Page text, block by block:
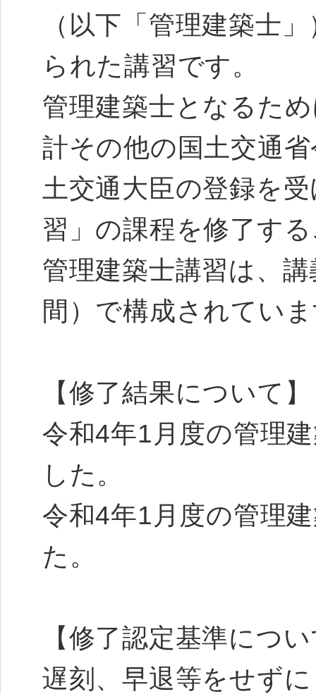
（以下「管理建築士
られた講習です。
管理建築士となるた
計その他の国土交通
土交通大臣の登録を
習」の課程を修了す
管理建築士講習は、
間）で構成されてい
【修了結果について】
令和4年1月度の管理
した。
令和4年1月度の管理
た。
【修了認定基準につ
遅刻、早退等をせず